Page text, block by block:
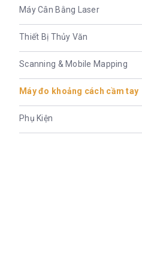
Máy Cân Bằng Laser
Thiết Bị Thủy Văn
Scanning & Mobile Mapping
Máy đo khoảng cách cầm tay
Phụ Kiện